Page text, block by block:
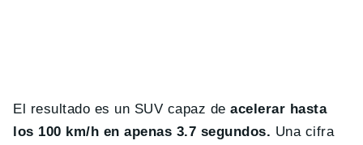
El resultado es un SUV capaz deacelerar hasta
los 100 km/h en apenas 3.7 segundos. Una cifra